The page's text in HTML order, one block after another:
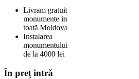
Livram gratuit
monumente in
toată Moldova
Instalarea
monumentului
de la 4000 lei
În preț intră